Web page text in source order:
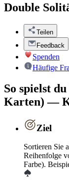
Double
Teilen
Feedback
Spenden
Häufige
So spielst
Karten) —
Ziel
Sortieren Sie
Reihenfolge
Farbe).